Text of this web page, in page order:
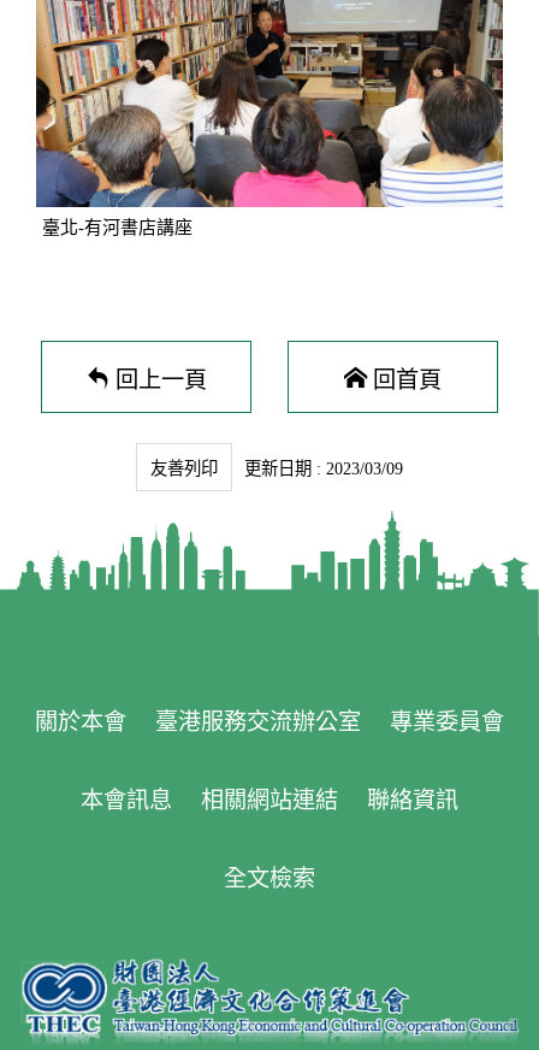
臺北-有河書店講座
回上一頁 回首頁
友善列印 更新日期 : 2023/03/09
關於本會 臺港服務交流辦公室 專業委員會
本會訊息 相關網站連結 聯絡資訊
全文檢索